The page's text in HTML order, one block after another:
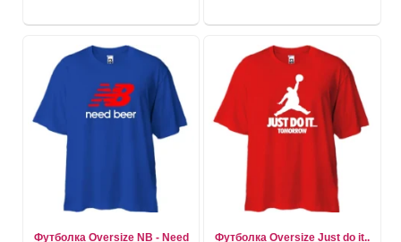
Футболка Oversize NB - Need
Футболка Oversize Just do it..